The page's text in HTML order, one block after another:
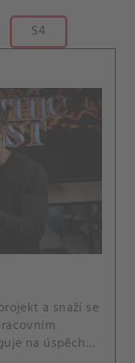
S4
a snaží se
na úspěch